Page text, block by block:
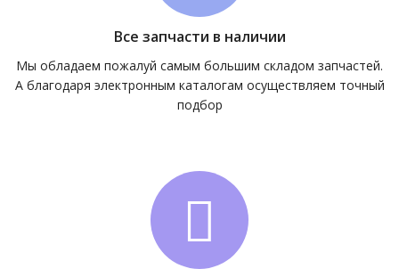
Все запчасти в наличии
Мы обладаем пожалуй самым большим складом запчастей.
А благодаря электронным каталогам осуществляем точный
подбор